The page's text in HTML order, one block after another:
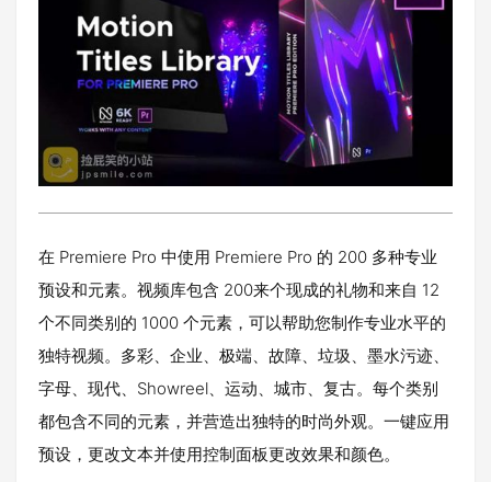
在 Premiere Pro 中使用 Premiere Pro 的 200 多种专业
预设和元素。视频库包含 200来个现成的礼物和来自 12
个不同类别的 1000 个元素，可以帮助您制作专业水平的
独特视频。多彩、企业、极端、故障、垃圾、墨水污迹、
字母、现代、Showreel、运动、城市、复古。每个类别
都包含不同的元素，并营造出独特的时尚外观。一键应用
预设，更改文本并使用控制面板更改效果和颜色。